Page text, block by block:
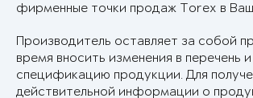
фирменные точки продаж Torex в
Производитель оставляет за собой
время вносить изменения в перечень и
спецификацию продукции. Для
действительной информации о